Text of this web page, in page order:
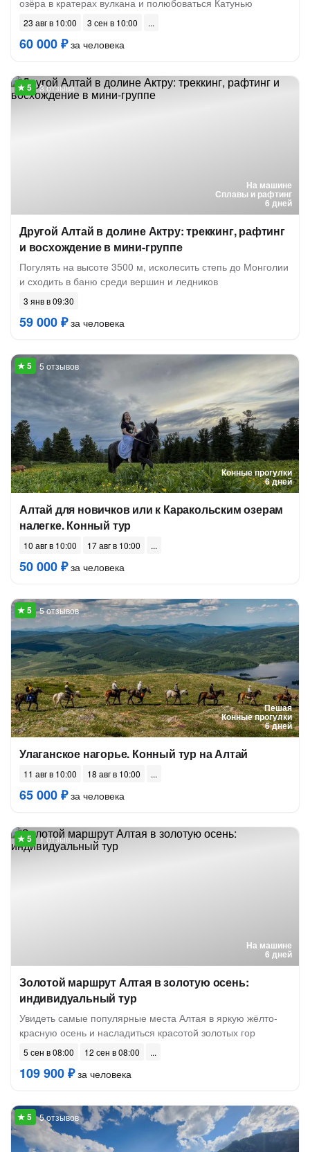
озёра в кратерах вулкана и полюбоваться Катунью
23 авг в 10:00 3 сен в 10:00
60 000 ₽за человека
На машине
Сплавы и рафтинг
6 дней
3 отзыва
Другой Алтай в долине Актру: треккинг, рафтинг
и восхождение в мини-группе
Погулять на высоте 3500 м, исколесить степь до Монголии
и сходить в баню среди вершин и ледников
3 янв в 09:30
59 000 ₽за человека
Конные прогулки
6 дней
5 отзывов
Алтай для новичков или к Каракольским озерам
налегке. Конный тур
10 авг в 10:00 17 авг в 10:00
50 000 ₽за человека
Пешая
Конные прогулки
6 дней
5 отзывов
Улаганское нагорье. Конный тур на Алтай
11 авг в 10:00 18 авг в 10:00
65 000 ₽за человека
На машине
6 дней
1 отзыв
Золотой маршрут Алтая в золотую осень:
индивидуальный тур
Увидеть самые популярные места Алтая в яркую жёлто-
красную осень и насладиться красотой золотых гор
5 сен в 08:00 12 сен в 08:00
109 900 ₽за человека
5 отзывов